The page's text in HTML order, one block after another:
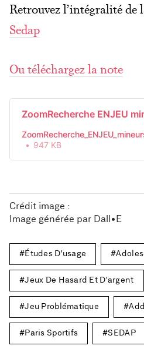
Retrouvez l’intégralité de
Sedap
Ou téléchargez la note
ZoomRecherche ENJEU
947 KB
Crédit image :
Image générée par Dall•E
Études D'usage
Jeux De Hasard Et D'argent
Jeu Problématique
Paris Sportifs SEDAP